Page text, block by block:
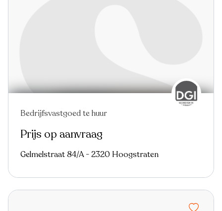
Bedrijfsvastgoed te huur
Prijs op aanvraag
Gelmelstraat 84/A - 2320 Hoogstraten